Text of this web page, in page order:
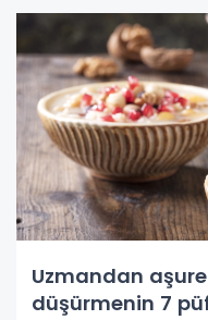
Uzmandan
düşürmenin 7